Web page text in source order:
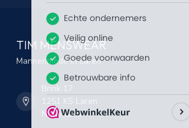
TIM MENSWEAR
Mannenmode in Laren
Brink 17
1251 KS Laren
Nederland